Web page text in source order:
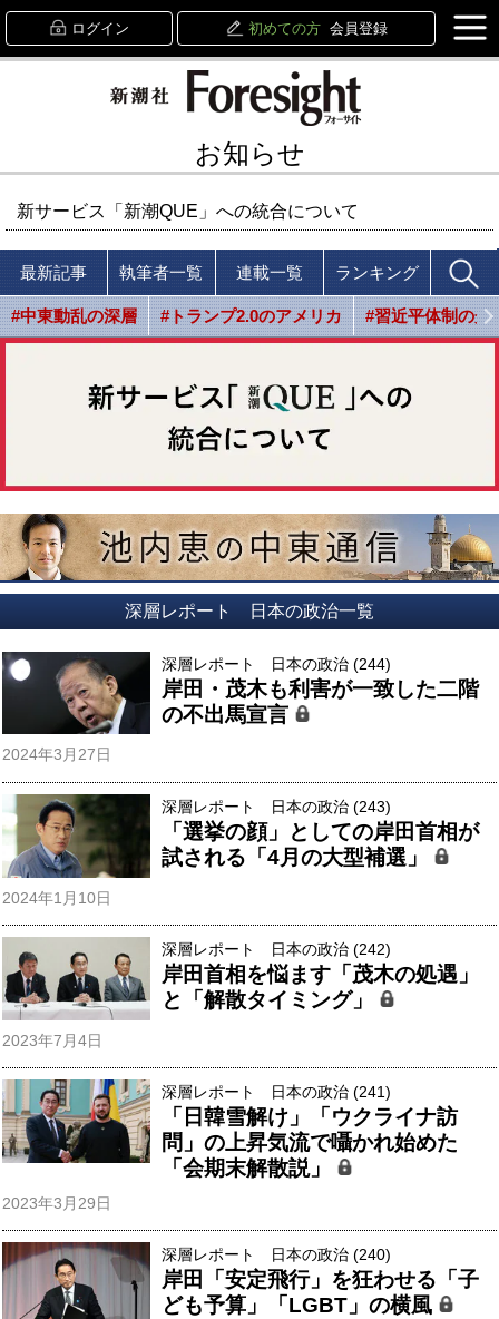
ログイン 初めての方 会員登録
お知らせ
新サービス「新潮QUE」への統合について
最新記事 執筆者一覧 連載一覧 ランキング
#中東動乱の深層 #トランプ2.0のアメリカ #習近平体制の光
深層レポート 日本の政治一覧
深層レポート 日本の政治 (244)
岸田・茂木も利害が一致した二階
の不出馬宣言
2024年3月27日
深層レポート 日本の政治 (243)
「選挙の顔」としての岸田首相が
試される「4月の大型補選」
2024年1月10日
深層レポート 日本の政治 (242)
岸田首相を悩ます「茂木の処遇」
と「解散タイミング」
2023年7月4日
深層レポート 日本の政治 (241)
「日韓雪解け」「ウクライナ訪
問」の上昇気流で囁かれ始めた
「会期末解散説」
2023年3月29日
深層レポート 日本の政治 (240)
岸田「安定飛行」を狂わせる「子
ども予算」「LGBT」の横風